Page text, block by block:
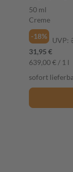
Creme 50
50 ml
Creme
-18%
UVP:
31,95 €
639,00 € / 1 l
sofort